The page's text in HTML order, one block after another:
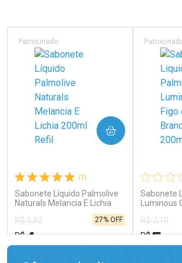
(1)
Sabonete Líquido Palmolive
Naturals Melancia E Lichia
Patrocinado
R$ 5,92
R$4
27% OFF
COMPRAR
Sabonete
Luminous
R$ 7,10
R$5